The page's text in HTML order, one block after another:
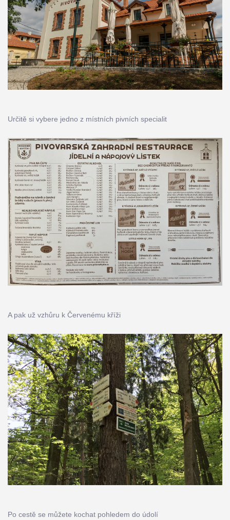
Určitě si vybere jedno z místních pivních specialit
A pak už vzhůru k Červenému kříži
Po cestě se můžete kochat pohledem do údolí